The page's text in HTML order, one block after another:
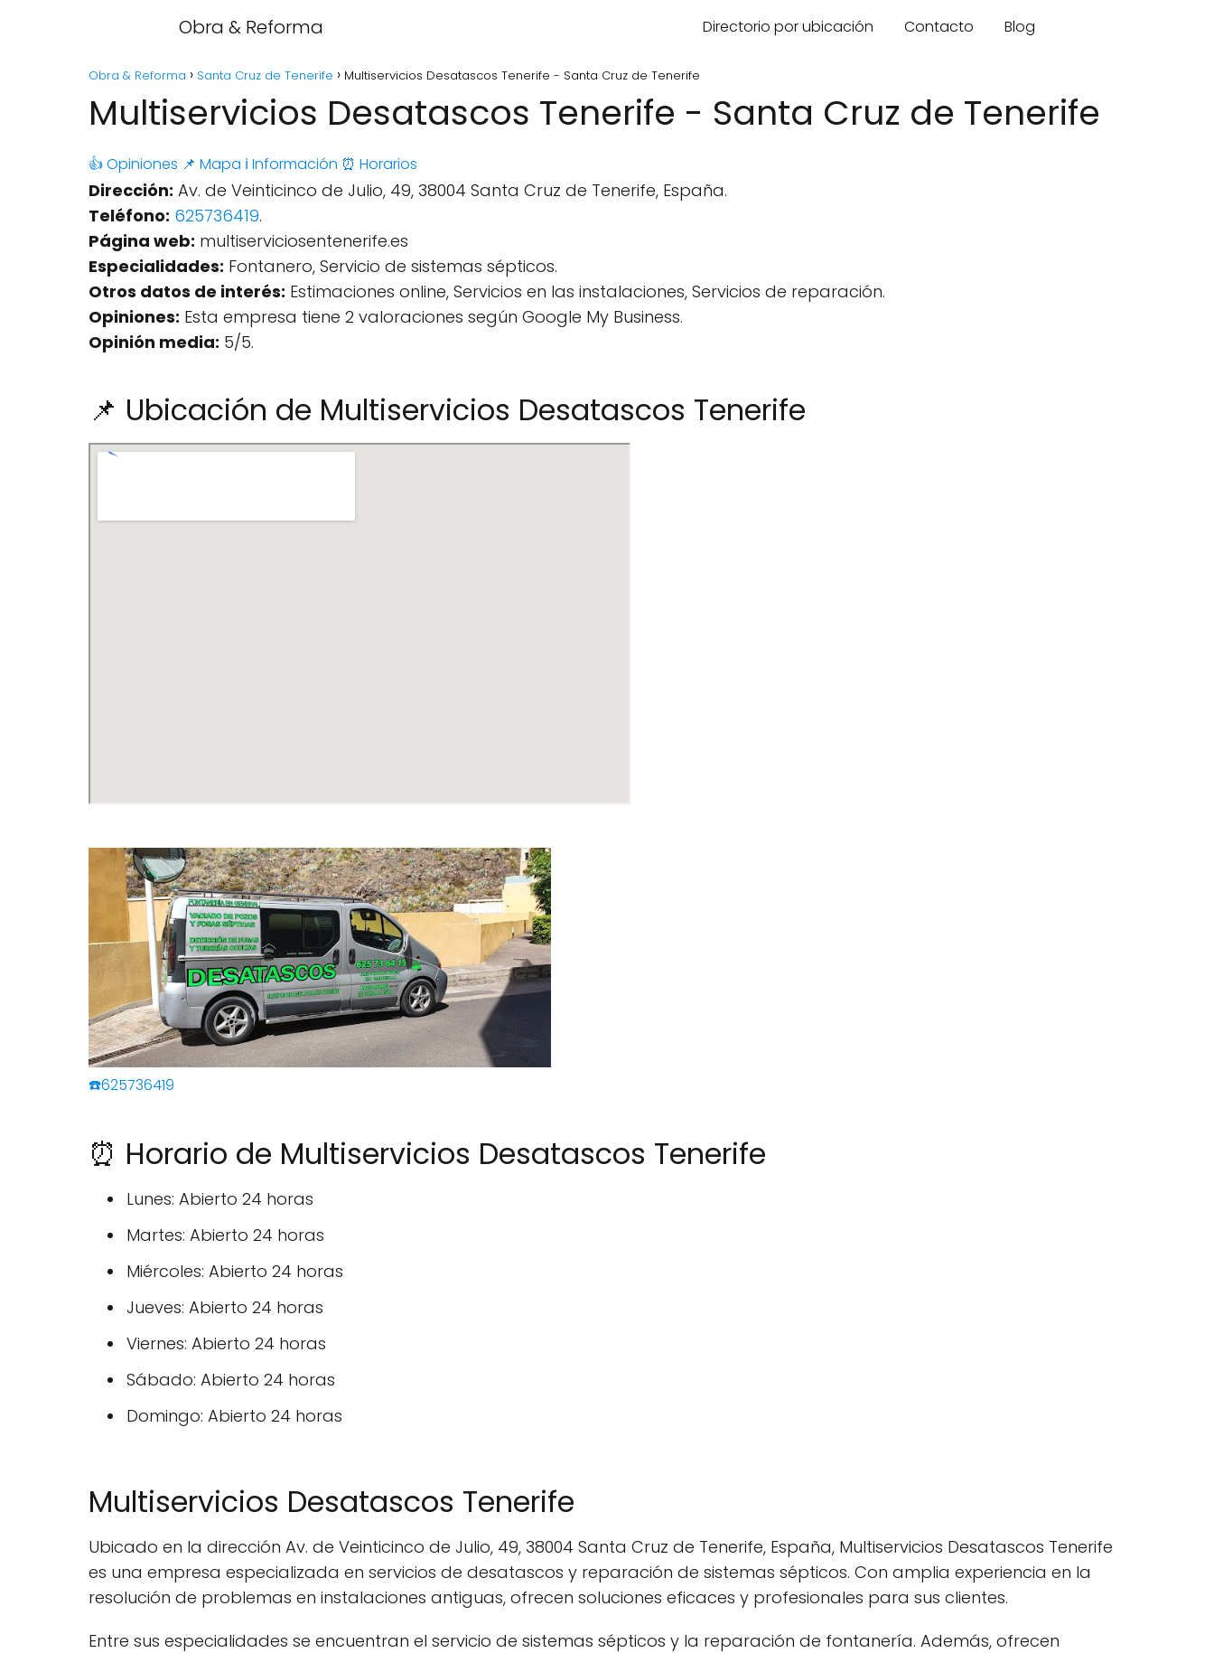
Obra & Reforma Directorio por ubicación Contacto Blog
Obra & Reforma Santa Cruz de Tenerife Multiservicios Desatascos Tenerife - Santa Cruz de Tenerife
Multiservicios Desatascos Tenerife - Santa Cruz de Tenerife
👍 Opiniones 📌 Mapa ℹ️ Información ⏰ Horarios
Dirección: Av. de Veinticinco de Julio, 49, 38004 Santa Cruz de Tenerife, España.
Teléfono: 625736419.
Página web: multiserviciosentenerife.es
Especialidades: Fontanero, Servicio de sistemas sépticos.
Otros datos de interés: Estimaciones online, Servicios en las instalaciones, Servicios de reparación.
Opiniones: Esta empresa tiene 2 valoraciones según Google My Business.
Opinión media: 5/5.
📌 Ubicación de Multiservicios Desatascos Tenerife
☎️625736419
⏰ Horario de Multiservicios Desatascos Tenerife
Lunes: Abierto 24 horas
Martes: Abierto 24 horas
Miércoles: Abierto 24 horas
Jueves: Abierto 24 horas
Viernes: Abierto 24 horas
Sábado: Abierto 24 horas
Domingo: Abierto 24 horas
Multiservicios Desatascos Tenerife
Ubicado en la dirección Av. de Veinticinco de Julio, 49, 38004 Santa Cruz de Tenerife, España, Multiservicios Desatascos Tenerife
es una empresa especializada en servicios de desatascos y reparación de sistemas sépticos. Con amplia experiencia en la
resolución de problemas en instalaciones antiguas, ofrecen soluciones eficaces y profesionales para sus clientes.
Entre sus especialidades se encuentran el servicio de sistemas sépticos y la reparación de fontanería. Además, ofrecen